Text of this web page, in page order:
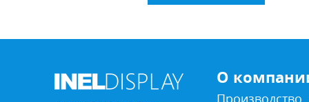
О
Производство